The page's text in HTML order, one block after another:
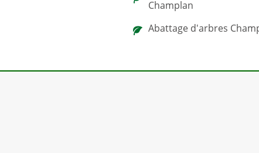
Champlan
Abattage d'arbres